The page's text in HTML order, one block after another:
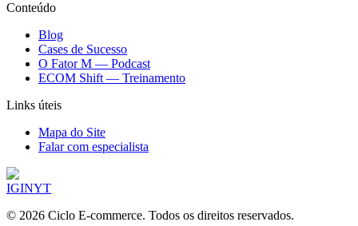
Conteúdo
Blog
Cases de Sucesso
O Fator M — Podcast
ECOM Shift — Treinamento
Links úteis
Mapa do Site
Falar com especialista
IGINYT
© 2026 Ciclo E-commerce. Todos os direitos reservados.